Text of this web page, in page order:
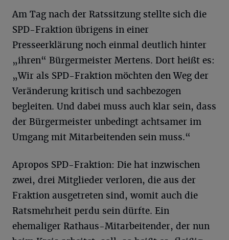
Am Tag nach der Ratssitzung stellte sich die
SPD-Fraktion übrigens in einer
Presseerklärung noch einmal deutlich hinter
„ihren“ Bürgermeister Mertens. Dort heißt es:
„Wir als SPD-Fraktion möchten den Weg der
Veränderung kritisch und sachbezogen
begleiten. Und dabei muss auch klar sein, dass
der Bürgermeister unbedingt achtsamer im
Umgang mit Mitarbeitenden sein muss.“
Apropos SPD-Fraktion: Die hat inzwischen
zwei, drei Mitglieder verloren, die aus der
Fraktion ausgetreten sind, womit auch die
Ratsmehrheit perdu sein dürfte. Ein
ehemaliger Rathaus-Mitarbeitender, der nun